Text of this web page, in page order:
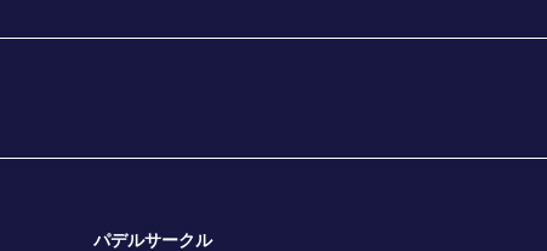
パデルサークル